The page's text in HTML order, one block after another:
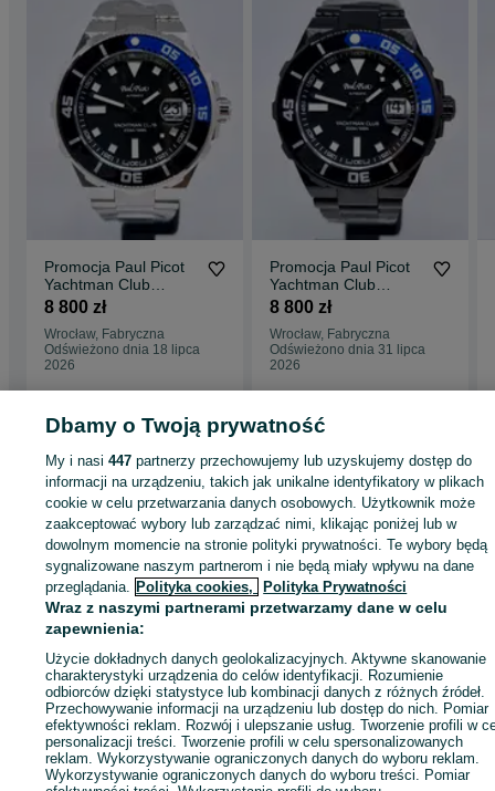
Promocja Paul Picot
Yachtman Club
P1251NB.SG.4000.36
8 800 zł
Wrocław, Fabryczna
Odświeżono dnia 18 lipca
2026
Promocja Paul Picot
Yachtman Club
P1251N.NB.4000N.36
8 800 zł
Wrocław, Fabryczna
Odświeżono dnia 31 lipca
2026
Strona główna Moda Zegarki Zegarki męskie
Zegarki męskie -
Dolnośląskie
Zegarki męskie - Wrocław Zegarki męskie - Fabryczna
KATEGORIA
ID:872503424 Wyświetlenia:
Zadzwoń / SMS Wyślij wiadomość
Dbamy o Twoją prywatność
My i nasi447 partnerzy przechowujemy lub uzyskujemy dostęp do
informacji na urządzeniu, takich jak unikalne identyfikatory w plikach
cookie w celu przetwarzania danych osobowych. Użytkownik może
zaakceptować wybory lub zarządzać nimi, klikając poniżej lub w
dowolnym momencie na stronie polityki prywatności. Te wybory będą
sygnalizowane naszym partnerom i nie będą miały wpływu na dane
przeglądania. Polityka cookies, Polityka Prywatności
Wraz z naszymi partnerami przetwarzamy dane w celu
zapewnienia:
Użycie dokładnych danych geolokalizacyjnych. Aktywne skanowanie
charakterystyki urządzenia do celów identyfikacji. Rozumienie
odbiorców dzięki statystyce lub kombinacji danych z różnych źródeł.
Przechowywanie informacji na urządzeniu lub dostęp do nich. Pomiar
efektywności reklam. Rozwój i ulepszanie usług. Tworzenie profili w
personalizacji treści. Tworzenie profili w celu spersonalizowanych
reklam. Wykorzystywanie ograniczonych danych do wyboru reklam.
Wykorzystywanie ograniczonych danych do wyboru treści. Pomiar